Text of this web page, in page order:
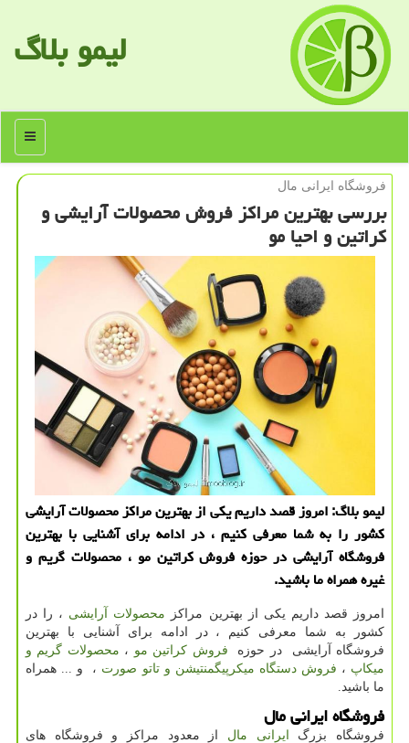
لیمو بلاگ
منو
فروشگاه ایرانی مال
بررسی بهترین مراكز فروش محصولات آرایشی و
كراتین و احیا مو
لیمو بلاگ: امروز قصد داریم یكی از بهترین مراكز محصولات آرایشی
كشور را به شما معرفی كنیم ، در ادامه برای آشنایی با بهترین
فروشگاه آرایشی در حوزه فروش كراتین مو ، محصولات گریم و
غیره همراه ما باشید.
امروز قصد داریم یکی از بهترین مراکز محصولات آرایشی ، را در
کشور به شما معرفی کنیم ، در ادامه برای آشنایی با بهترین
فروشگاه آرایشی در حوزه فروش کراتین مو ، محصولات گریم و
میکاپ ، فروش دستگاه میکرپیگمنتیشن و تاتو صورت ، و ... همراه
ما باشید.
فروشگاه ایرانی مال
فروشگاه بزرگ ایرانی مال از معدود مراکز و فروشگاه های